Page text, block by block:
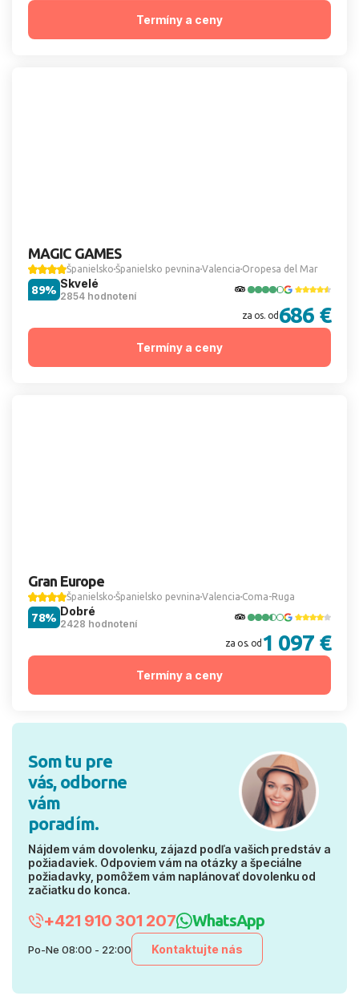
Termíny a ceny
MAGIC GAMES
Španielsko Španielsko pevnina Valencia Oropesa del Mar
Skvelé
2854 hodnotení
89%
za os. od 686 €
Termíny a ceny
Gran Europe
Španielsko Španielsko pevnina Valencia Coma-Ruga
Dobré
2428 hodnotení
78%
za os. od 1 097 €
Termíny a ceny
Som tu pre
vás, odborne
vám
poradím.
Nájdem vám dovolenku, zájazd podľa vašich predstáv a
požiadaviek. Odpoviem vám na otázky a špeciálne
požiadavky, pomôžem vám naplánovať dovolenku od
začiatku do konca.
+421 910 301 207 WhatsApp
Po-Ne 08:00 - 22:00 Kontaktujte nás